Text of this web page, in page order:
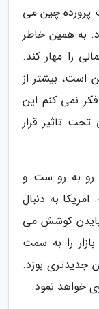
پرورده چین می
به همین خاطر
را مهار کند.
است، بیشتر از
نمی کنم این
تاثیر قرار
رو به رو ست و
به دنبال
بایدن کوشش می
را به سمت
جدیدتری بوزد.
خواهد نمود.